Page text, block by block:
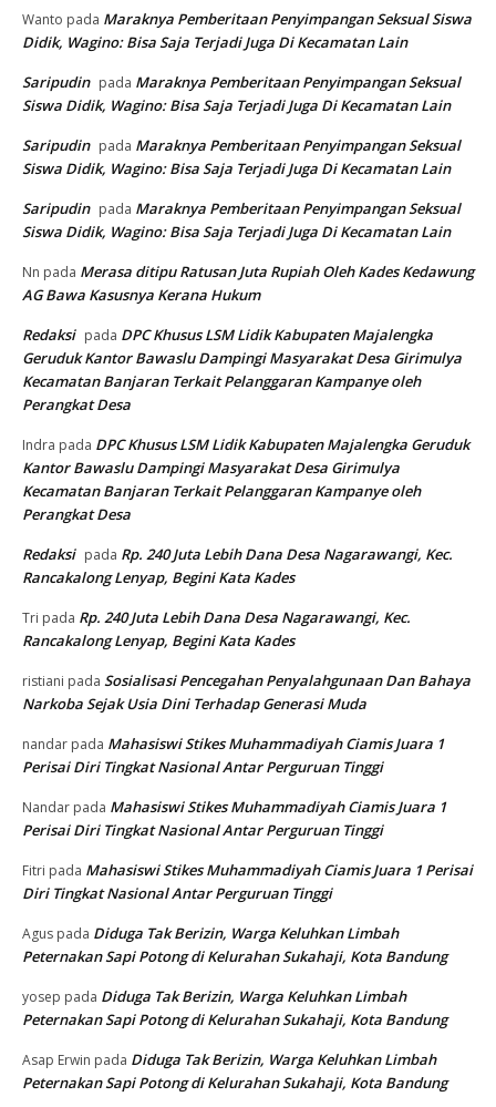
Wanto pada Maraknya Pemberitaan Penyimpangan Seksual Siswa
Didik, Wagino: Bisa Saja Terjadi Juga Di Kecamatan Lain
Saripudin pada Maraknya Pemberitaan Penyimpangan Seksual
Siswa Didik, Wagino: Bisa Saja Terjadi Juga Di Kecamatan Lain
Saripudin pada Maraknya Pemberitaan Penyimpangan Seksual
Siswa Didik, Wagino: Bisa Saja Terjadi Juga Di Kecamatan Lain
Saripudin pada Maraknya Pemberitaan Penyimpangan Seksual
Siswa Didik, Wagino: Bisa Saja Terjadi Juga Di Kecamatan Lain
Nn pada Merasa ditipu Ratusan Juta Rupiah Oleh Kades Kedawung
AG Bawa Kasusnya Kerana Hukum
Redaksi pada DPC Khusus LSM Lidik Kabupaten Majalengka
Geruduk Kantor Bawaslu Dampingi Masyarakat Desa Girimulya
Kecamatan Banjaran Terkait Pelanggaran Kampanye oleh
Perangkat Desa
Indra pada DPC Khusus LSM Lidik Kabupaten Majalengka Geruduk
Kantor Bawaslu Dampingi Masyarakat Desa Girimulya
Kecamatan Banjaran Terkait Pelanggaran Kampanye oleh
Perangkat Desa
Redaksi pada Rp. 240 Juta Lebih Dana Desa Nagarawangi, Kec.
Rancakalong Lenyap, Begini Kata Kades
Tri pada Rp. 240 Juta Lebih Dana Desa Nagarawangi, Kec.
Rancakalong Lenyap, Begini Kata Kades
ristiani pada Sosialisasi Pencegahan Penyalahgunaan Dan Bahaya
Narkoba Sejak Usia Dini Terhadap Generasi Muda
nandar pada Mahasiswi Stikes Muhammadiyah Ciamis Juara 1
Perisai Diri Tingkat Nasional Antar Perguruan Tinggi
Nandar pada Mahasiswi Stikes Muhammadiyah Ciamis Juara 1
Perisai Diri Tingkat Nasional Antar Perguruan Tinggi
Fitri pada Mahasiswi Stikes Muhammadiyah Ciamis Juara 1 Perisai
Diri Tingkat Nasional Antar Perguruan Tinggi
Agus pada Diduga Tak Berizin, Warga Keluhkan Limbah
Peternakan Sapi Potong di Kelurahan Sukahaji, Kota Bandung
yosep pada Diduga Tak Berizin, Warga Keluhkan Limbah
Peternakan Sapi Potong di Kelurahan Sukahaji, Kota Bandung
Asap Erwin pada Diduga Tak Berizin, Warga Keluhkan Limbah
Peternakan Sapi Potong di Kelurahan Sukahaji, Kota Bandung